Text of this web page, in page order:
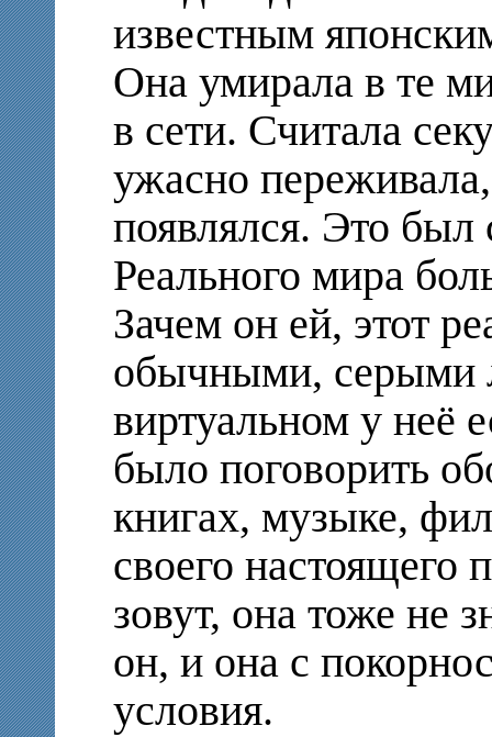
известным
Она умирала в те
в сети. Считала
ужасно
появлялся. Это
Реального мира
Зачем он ей, этот
обычными, серыми
виртуальном у
было поговорить
книгах, музыке,
своего настоящего
зовут, она тоже не
он, и она с
условия.